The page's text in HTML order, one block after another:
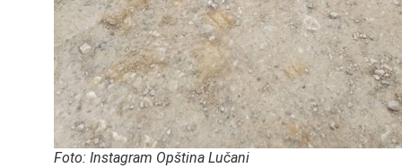
Foto: Instagram Opština Lučani